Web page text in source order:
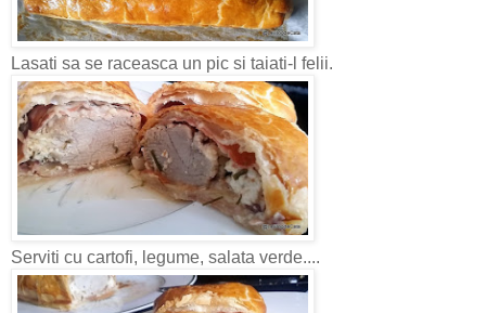
Lasati sa se raceasca un pic si taiati-l felii.
Serviti cu cartofi, legume, salata verde....